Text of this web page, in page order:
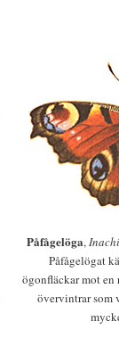
Påfågelöga,
Påfågelögat
ögonfläckar mot
övervintrar som